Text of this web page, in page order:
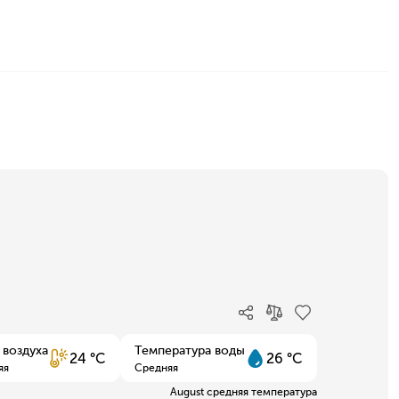
24 °C Температура воды
Средняя
26 °C
August средняя температура